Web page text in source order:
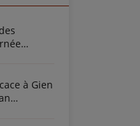
à Gien